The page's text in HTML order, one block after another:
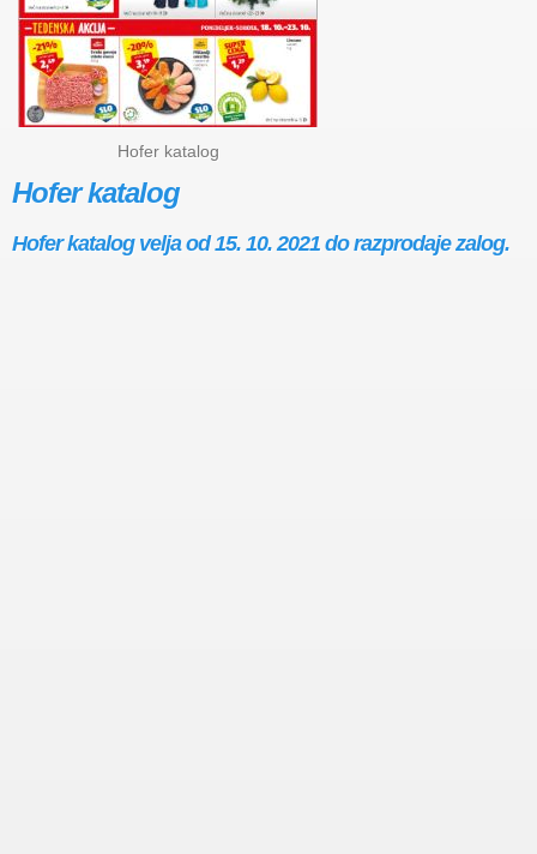
Hofer katalog
Hofer katalog
Hofer katalog velja od 15. 10. 2021 do razprodaje zalog.